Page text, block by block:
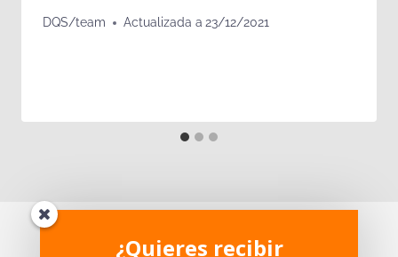
DQS/team Actualizada a 23/12/2021
¿Te ha parecido interesante?
¿Quieres recibir